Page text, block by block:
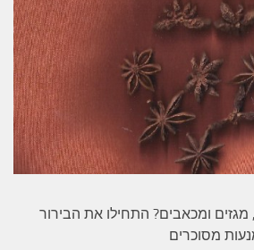
ומכאבים? התחילו את הבירור